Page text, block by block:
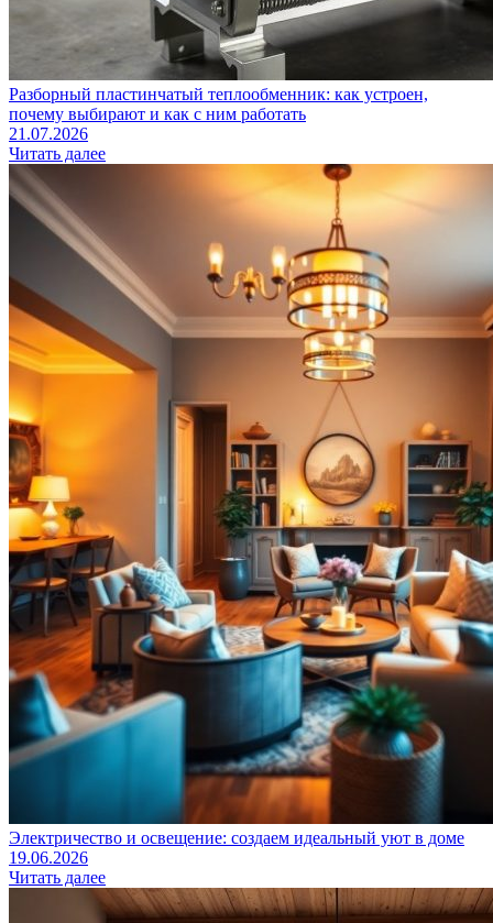
Разборный пластинчатый теплообменник: как устроен,
почему выбирают и как с ним работать
21.07.2026
Читать далее
Электричество и освещение: создаем идеальный уют в доме
19.06.2026
Читать далее